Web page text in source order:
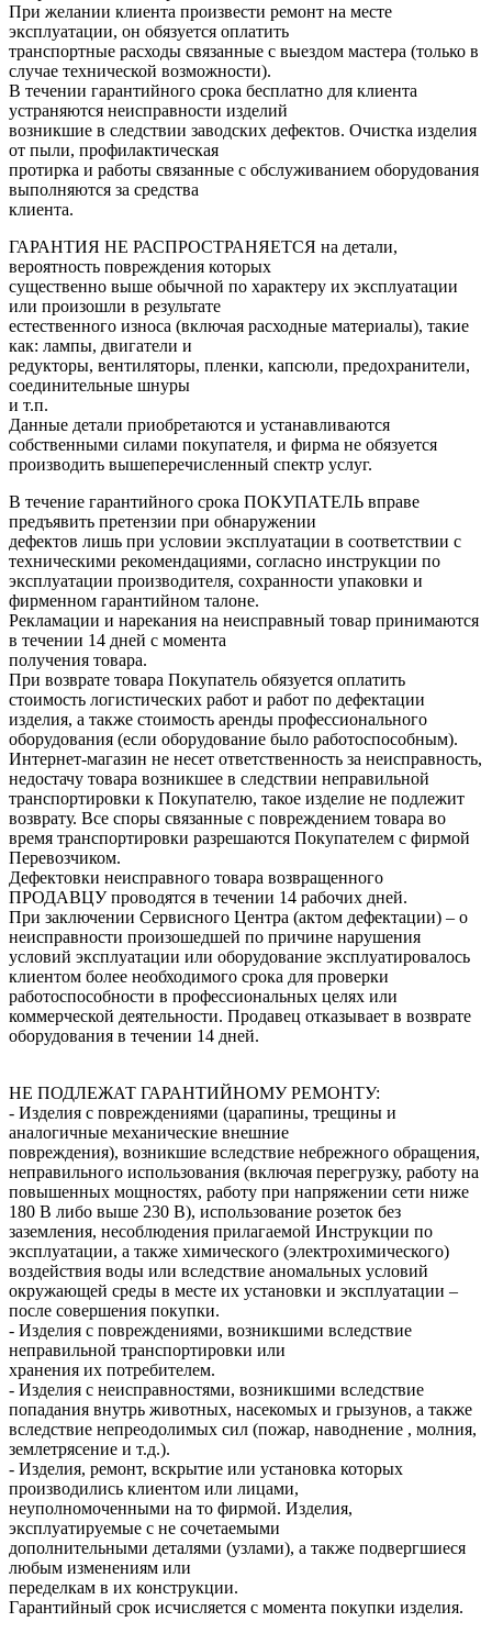
При желании клиента произвести ремонт на месте
эксплуатации, он обязуется оплатить
транспортные расходы связанные с выездом мастера (только в
случае технической возможности).
В течении гарантийного срока бесплатно для клиента
устраняются неисправности изделий
возникшие в следствии заводских дефектов. Очистка изделия
от пыли, профилактическая
протирка и работы связанные с обслуживанием оборудования
выполняются за средства
клиента.
ГАРАНТИЯ НЕ РАСПРОСТРАНЯЕТСЯ на детали,
вероятность повреждения которых
существенно выше обычной по характеру их эксплуатации
или произошли в результате
естественного износа (включая расходные материалы), такие
как: лампы, двигатели и
редукторы, вентиляторы, пленки, капсюли, предохранители,
соединительные шнуры
и т.п.
Данные детали приобретаются и устанавливаются
собственными силами покупателя, и фирма не обязуется
производить вышеперечисленный спектр услуг.
В течение гарантийного срока ПОКУПАТЕЛЬ вправе
предъявить претензии при обнаружении
дефектов лишь при условии эксплуатации в соответствии с
техническими рекомендациями, согласно инструкции по
эксплуатации производителя, сохранности упаковки и
фирменном гарантийном талоне.
Рекламации и нарекания на неисправный товар принимаются
в течении 14 дней с момента
получения товара.
При возврате товара Покупатель обязуется оплатить
стоимость логистических работ и работ по дефектации
изделия, а также стоимость аренды профессионального
оборудования (если оборудование было работоспособным).
Интернет-магазин не несет ответственность за неисправность,
недостачу товара возникшее в следствии неправильной
транспортировки к Покупателю, такое изделие не подлежит
возврату. Все споры связанные с повреждением товара во
время транспортировки разрешаются Покупателем с фирмой
Перевозчиком.
Дефектовки неисправного товара возвращенного
ПРОДАВЦУ проводятся в течении 14 рабочих дней.
При заключении Сервисного Центра (актом дефектации) – о
неисправности произошедшей по причине нарушения
условий эксплуатации или оборудование эксплуатировалось
клиентом более необходимого срока для проверки
работоспособности в профессиональных целях или
коммерческой деятельности. Продавец отказывает в возврате
оборудования в течении 14 дней.
НЕ ПОДЛЕЖАТ ГАРАНТИЙНОМУ РЕМОНТУ:
- Изделия с повреждениями (царапины, трещины и
аналогичные механические внешние
повреждения), возникшие вследствие небрежного обращения,
неправильного использования (включая перегрузку, работу на
повышенных мощностях, работу при напряжении сети ниже
180 В либо выше 230 В), использование розеток без
заземления, несоблюдения прилагаемой Инструкции по
эксплуатации, а также химического (электрохимического)
воздействия воды или вследствие аномальных условий
окружающей среды в месте их установки и эксплуатации –
после совершения покупки.
- Изделия с повреждениями, возникшими вследствие
неправильной транспортировки или
хранения их потребителем.
- Изделия с неисправностями, возникшими вследствие
попадания внутрь животных, насекомых и грызунов, а также
вследствие непреодолимых сил (пожар, наводнение , молния,
землетрясение и т.д.).
- Изделия, ремонт, вскрытие или установка которых
производились клиентом или лицами,
неуполномоченными на то фирмой. Изделия,
эксплуатируемые с не сочетаемыми
дополнительными деталями (узлами), а также подвергшиеся
любым изменениям или
переделкам в их конструкции.
Гарантийный срок исчисляется с момента покупки изделия.